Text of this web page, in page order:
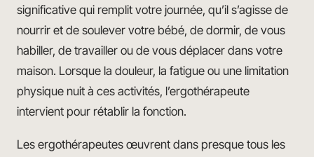
significative qui remplit votre journée, qu’il s’agisse de
nourrir et de soulever votre bébé, de dormir, de vous
habiller, de travailler ou de vous déplacer dans votre
maison. Lorsque la douleur, la fatigue ou une limitation
physique nuit à ces activités, l’ergothérapeute
intervient pour rétablir la fonction.
Les ergothérapeutes œuvrent dans presque tous les